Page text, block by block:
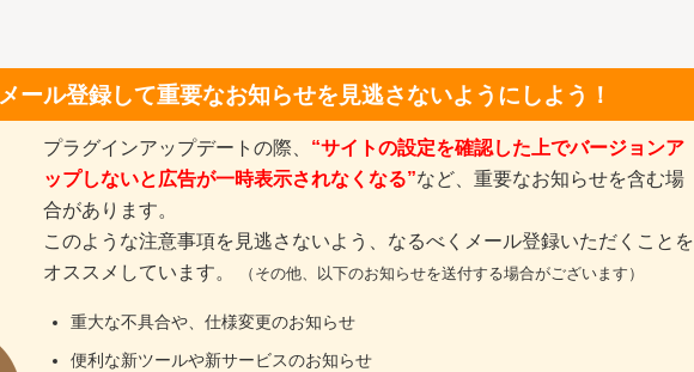
メール登録して重要なお知らせを見逃さないようにしよう！
プラグインアップデートの際、 “サイトの設定を確認した上でバージョンア
ップしないと広告が一時表示されなくなる”など、重要なお知らせを含む場
合があります。
このような注意事項を見逃さないよう、なるべくメール登録いただくことを
オススメしています。
（その他、以下のお知らせを送付する場合がございます）
重大な不具合や、仕様変更のお知らせ
便利な新ツールや新サービスのお知らせ